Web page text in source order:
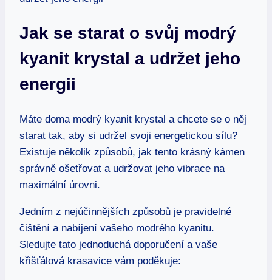
Jak se starat o svůj modrý
kyanit krystal a udržet jeho
energii
Máte doma modrý kyanit krystal a chcete se o něj
starat tak, aby si udržel svoji energetickou sílu?
Existuje několik způsobů, jak tento krásný kámen
správně ošetřovat a udržovat jeho vibrace na
maximální úrovni.
Jedním z nejúčinnějších způsobů je pravidelné
čištění a nabíjení vašeho modrého kyanitu.
Sledujte tato jednoduchá doporučení a vaše
křišťálová krasavice vám poděkuje: